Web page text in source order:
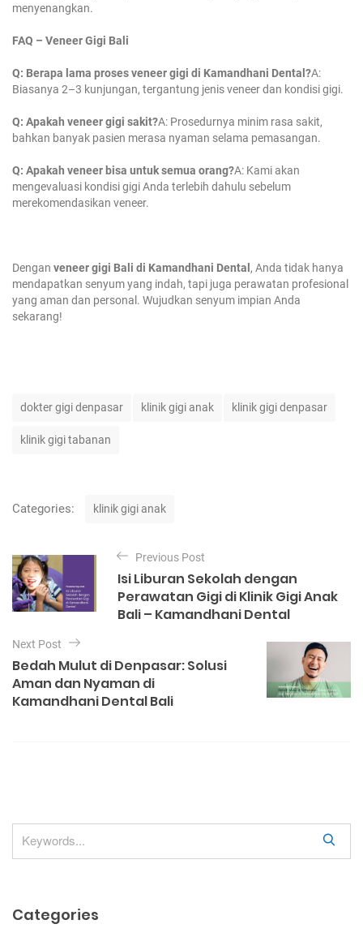
menyenangkan.
FAQ – Veneer Gigi Bali
Q: Berapa lama proses veneer gigi di Kamandhani Dental?A:
Biasanya 2–3 kunjungan, tergantung jenis veneer dan kondisi gigi.
Q: Apakah veneer gigi sakit?A: Prosedurnya minim rasa sakit,
bahkan banyak pasien merasa nyaman selama pemasangan.
Q: Apakah veneer bisa untuk semua orang?A: Kami akan
mengevaluasi kondisi gigi Anda terlebih dahulu sebelum
merekomendasikan veneer.
Dengan veneer gigi Bali di Kamandhani Dental , Anda tidak hanya
mendapatkan senyum yang indah, tapi juga perawatan profesional
yang aman dan personal. Wujudkan senyum impian Anda
sekarang!
dokter gigi denpasar klinik gigi anak klinik gigi denpasar
klinik gigi tabanan
Categories:
r
i
klinik gigi anak
o
s
t
n
a
v
i
o
n
Previous Post
Isi Liburan Sekolah dengan
Perawatan Gigi di Klinik Gigi Anak
Bali – Kamandhani Dental
Next Post
Bedah Mulut di Denpasar: Solusi
Aman dan Nyaman di
Kamandhani Dental Bali
e
Categories